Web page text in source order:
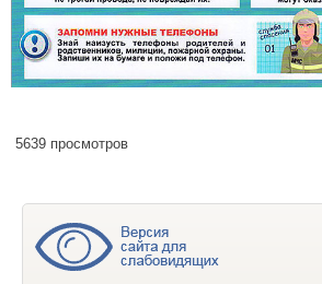
5639 просмотров